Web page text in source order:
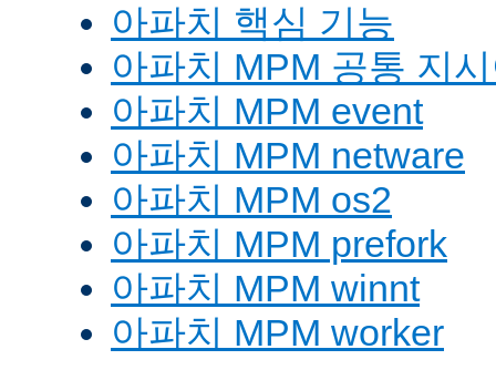
아파치 핵심 기능
아파치 MPM 공통 지
아파치 MPM event
아파치 MPM netware
아파치 MPM os2
아파치 MPM prefork
아파치 MPM winnt
아파치 MPM worker